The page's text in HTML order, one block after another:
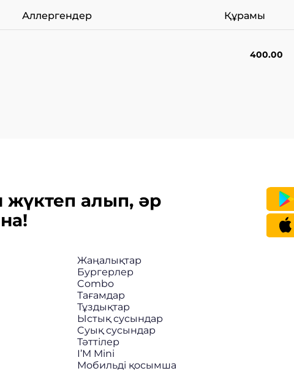
Аллергендер Құрамы
400.00
алып, әр
Жаңалықтар
Бургерлер
Combo
Тағамдар
Тұздықтар
Ыстық сусындар
Cуық сусындар
Тәттілер
I’M Mini
Мобильді қосымша